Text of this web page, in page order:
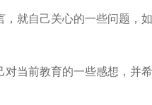
就自己关心的一些问题，
当前教育的一些感想，并